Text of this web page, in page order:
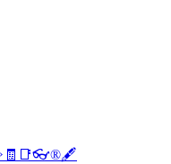
🧾 📑👓®️🖋️